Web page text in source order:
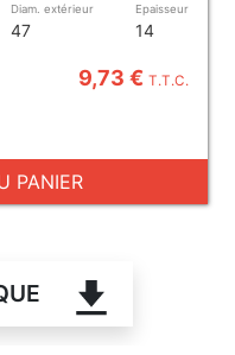
Diam. extérieur
47
Epaisseur
14
9,73 €T.T.C.
PANIER